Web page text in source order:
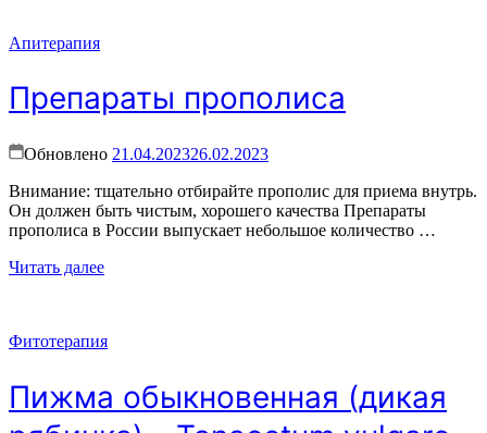
Апитерапия
Препараты прополиса
Обновлено 21.04.202326.02.2023
Внимание: тщательно отбирайте прополис для приема внутрь.
Он должен быть чистым, хорошего качества Препараты
прополиса в России выпускает небольшое количество …
Читать далее
Фитотерапия
Пижма обыкновенная (дикая